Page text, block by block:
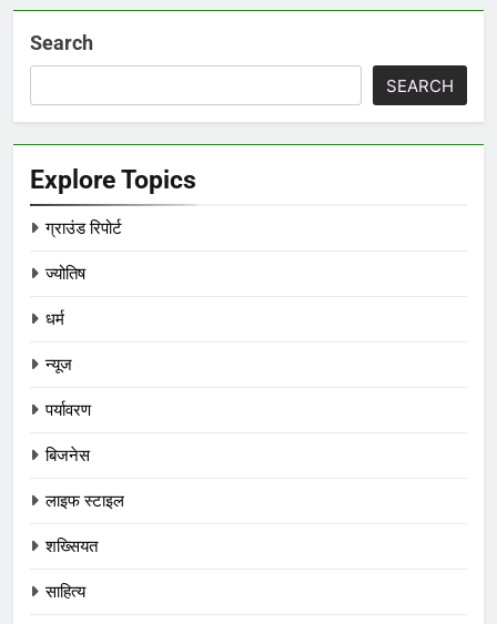
Search
SEARCH
Explore Topics
ग्राउंड रिपोर्ट
ज्योतिष
धर्म
न्यूज
पर्यावरण
बिजनेस
लाइफ स्टाइल
शख्सियत
साहित्य